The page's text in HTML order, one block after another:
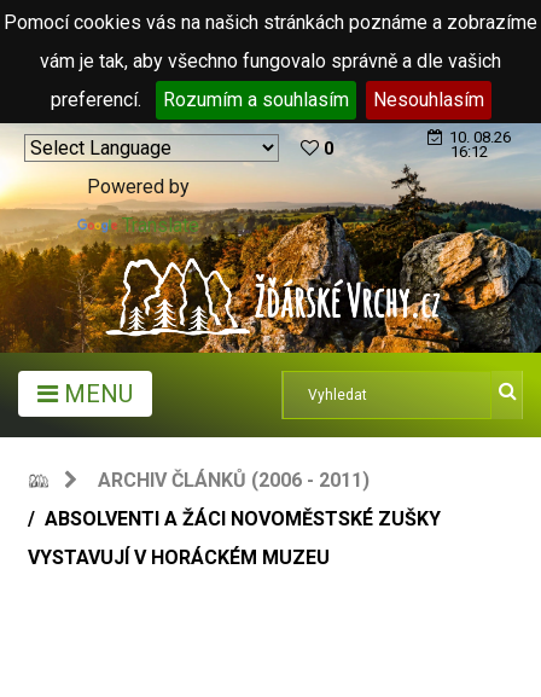
Pomocí cookies vás na našich stránkách poznáme a zobrazíme
vám je tak, aby všechno fungovalo správně a dle vašich
preferencí.
Rozumím a souhlasím Nesouhlasím
Powered by
Translate
0
10. 08.26
16:12
MENU
ARCHIV ČLÁNKŮ (2006 - 2011)
ABSOLVENTI A ŽÁCI NOVOMĚSTSKÉ ZUŠKY
VYSTAVUJÍ V HORÁCKÉM MUZEU